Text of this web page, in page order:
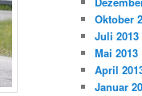
Oktober
Juli 2013
Mai 2013
April
Januar